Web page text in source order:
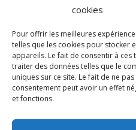
cookies
Pour offrir les meilleures
telles que les cookies pour stocker
appareils. Le fait de consentir à
traiter des données telles que le
uniques sur ce site. Le fait de ne
consentement peut avoir un effet
et fonctions.
Newsletter & Presse